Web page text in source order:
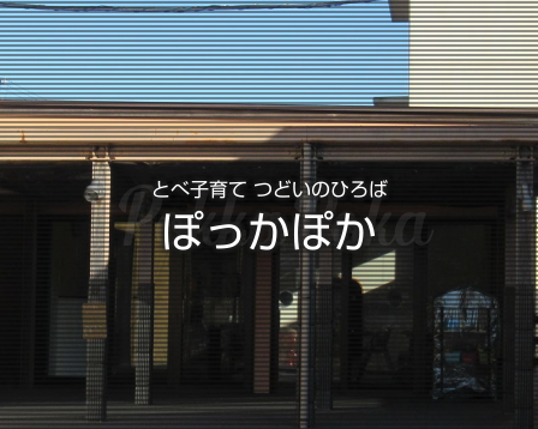
とべ子育て つどいのひろば
ぽっかぽか
PokkaPoka